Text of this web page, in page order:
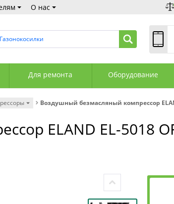
О нас
Газонокосилки
Сб:
+375
Для ремонта Оборудование
Воздушный безмасляный компрессор
ELAND EL-5018